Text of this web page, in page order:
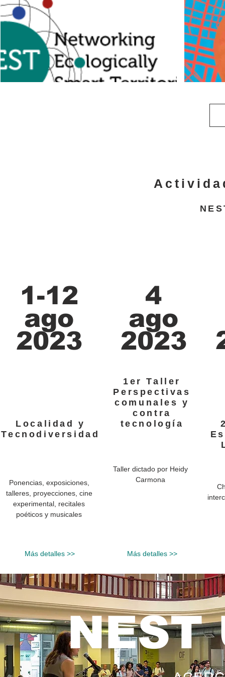
1-12
ago
2023
4
ago
2023
Localidad y
Tecnodiversidad
1er Taller
Perspectivas
comunales y
contra
tecnología
Ponencias, exposiciones,
talleres, proyecciones, cine
experimental, recitales
poéticos y musicales
Taller dictado por Heidy
Carmona
Más detalles >> Más detalles >>
NEST